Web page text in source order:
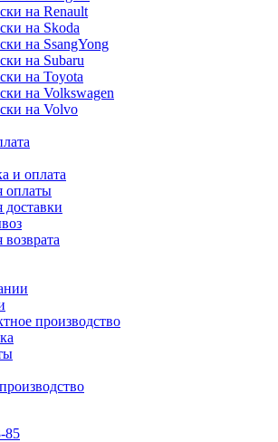
на Renault
на Skoda
на SsangYong
на Subaru
на Toyota
на Volkswagen
на Volvo
и оплата
оплаты
доставки
возврата
производство
85